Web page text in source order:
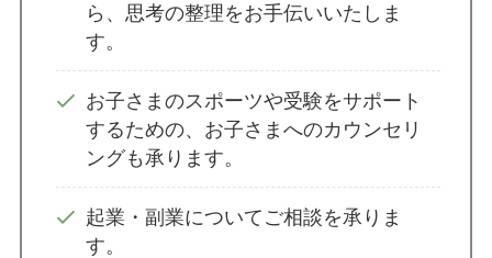
ら、思考の整理をお手伝いいたしま
す。
お子さまのスポーツや受験をサポート
するための、お子さまへのカウンセリ
ングも承ります。
起業・副業についてご相談を承りま
す。